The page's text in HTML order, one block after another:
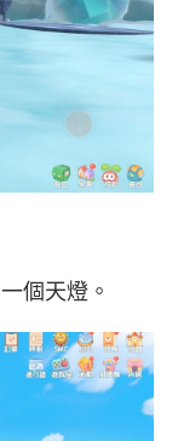
個天燈。